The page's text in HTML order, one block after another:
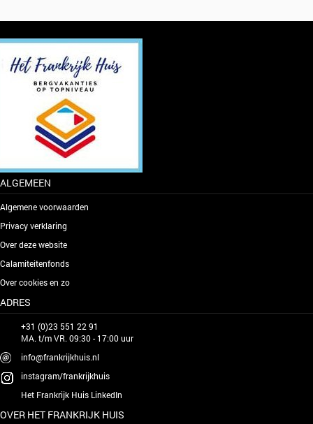
ALGEMEEN
Algemene voorwaarden
Privacy verklaring
Over deze website
Calamiteitenfonds
Over cookies en zo
ADRES
+31 (0)23 551 22 91
MA. t/m VR. 09:30 - 17:00 uur
info@frankrijkhuis.nl
instagram/frankrijkhuis
Het Frankrijk Huis LinkedIn
OVER HET FRANKRIJK HUIS